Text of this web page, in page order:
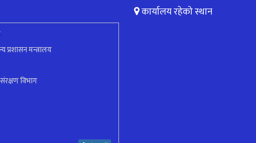
प्रशासन मन्त्रालय
संरक्षण विभाग
कार्यालय रहेको स्थान